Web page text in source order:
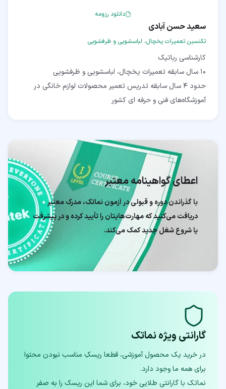
دانلود رزومه
سعید حسن آبادی
تکنسین تعمیرات یخچال، لباسشویی و ظرفشویی
حدود 4 سال سابقه تدریس تعمیر محصولات لوازم خانگی در
آموزشگاه‌های فنی و حرفه ای کشور
اعطای گواهینامه معتبر
با گذراندن دوره و قبولی در آزمون نماتک، مدرک معتبر
دریافت می‌کنید که مهارت‌هایتان را تأیید کرده و در پیشرفت
یا شروع شغل جدید کمک می‌کند.
گارانتی ویژه نماتک
در خرید یک محصول آموزشی، قطعا ریسکِ مناسب نبودن محتوا
نماتک با گارانتی طلایی خود، برای شما این ریسک را به صفر